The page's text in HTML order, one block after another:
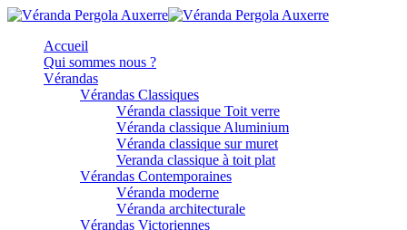
Accueil
Qui sommes nous ?
Vérandas
Vérandas Classiques
Véranda classique Toit verre
Véranda classique Aluminium
Véranda classique sur muret
Veranda classique à toit plat
Vérandas Contemporaines
Véranda moderne
Véranda architecturale
Vérandas Victoriennes